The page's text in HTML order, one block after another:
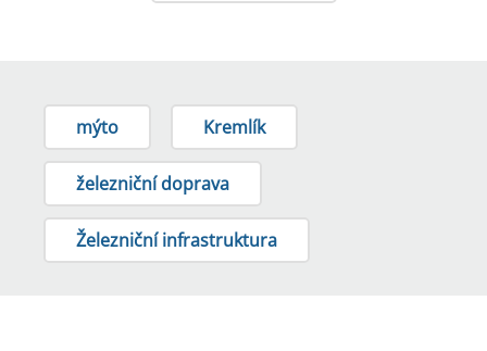
mýto Kremlík
železniční doprava
Železniční infrastruktura